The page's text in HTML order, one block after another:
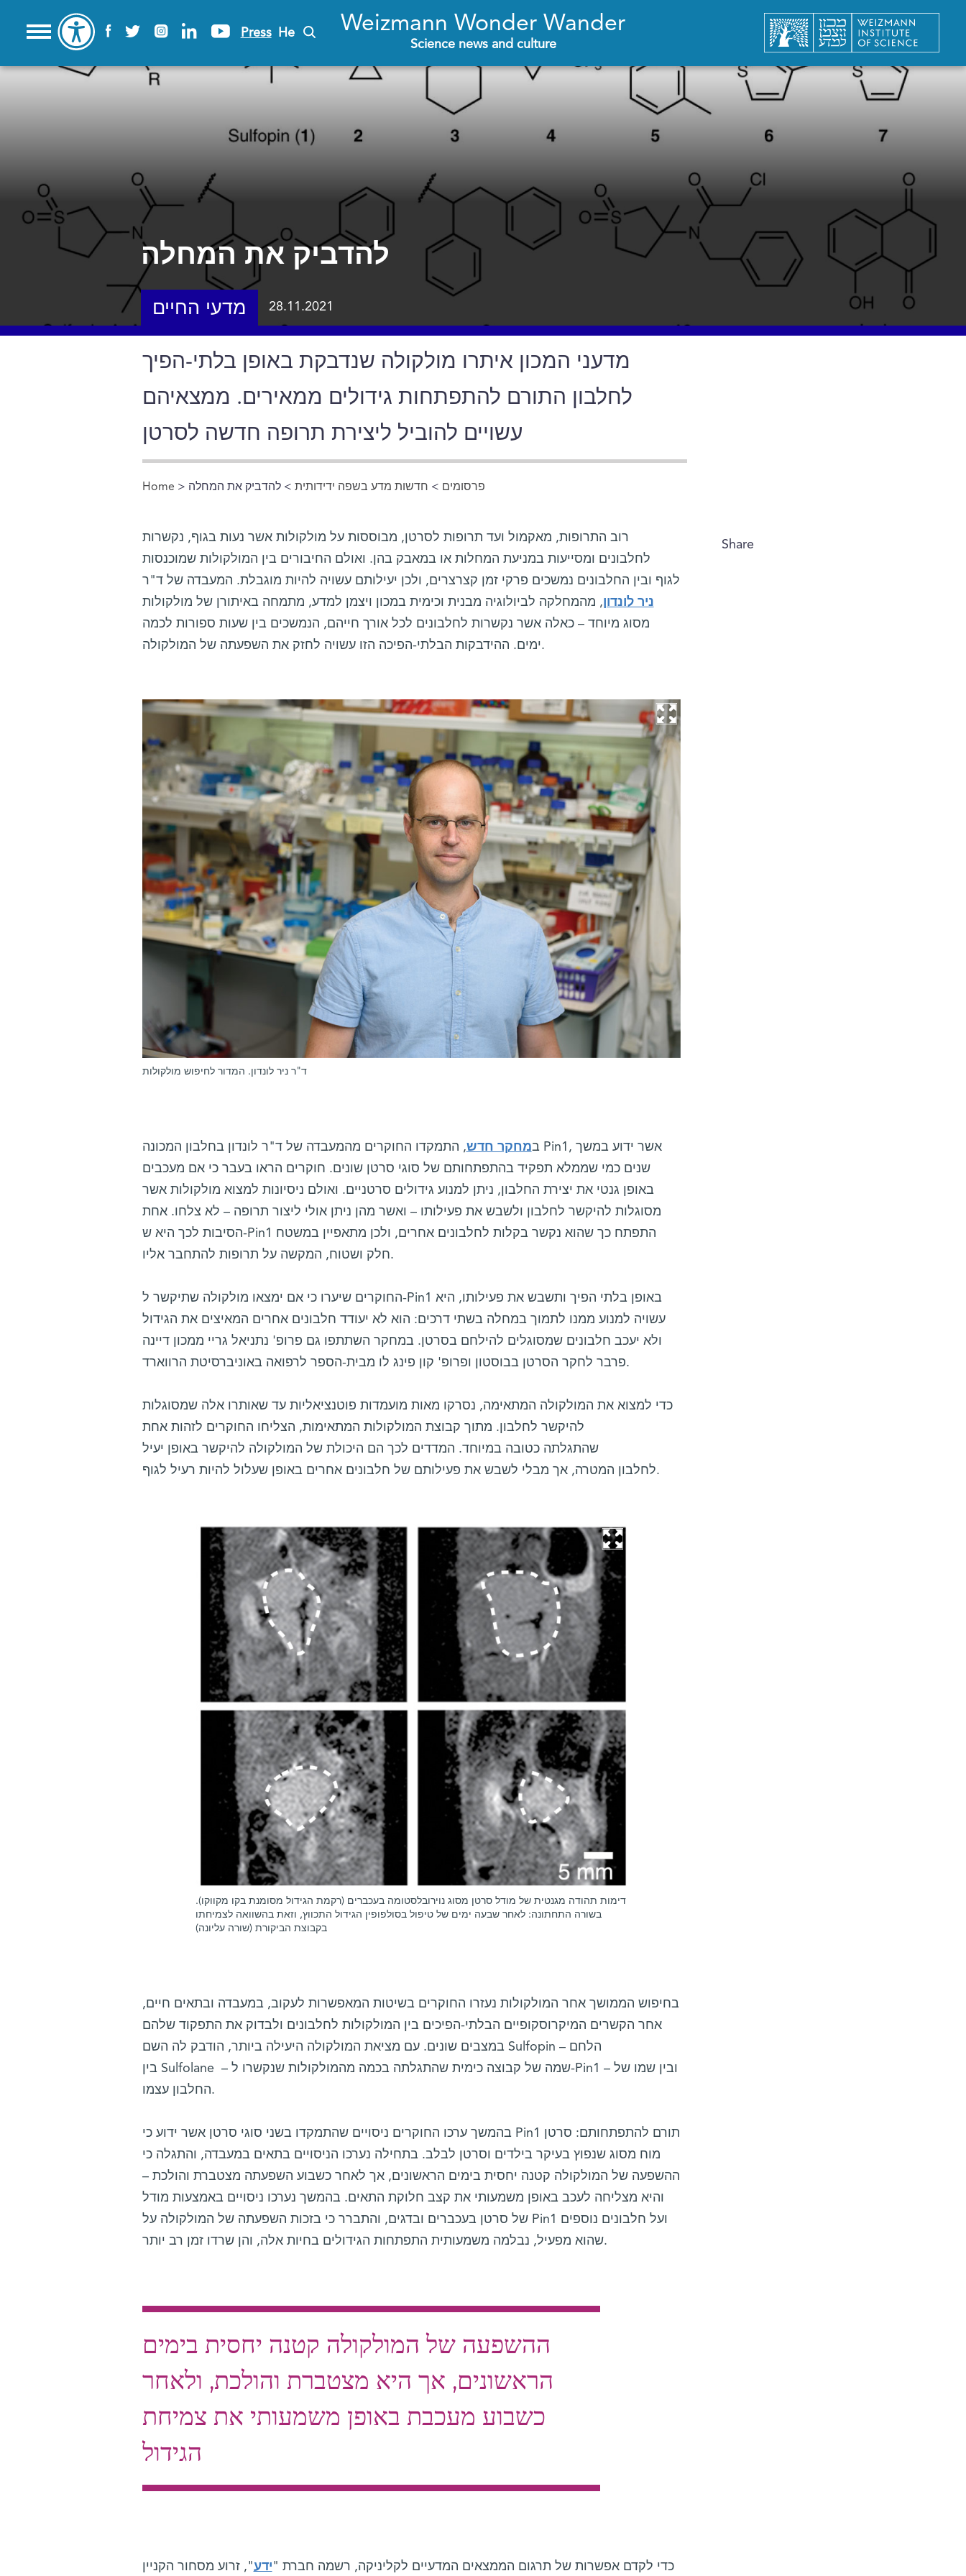
Press He Weizmann Wonder Wander
Science news and culture
להדביק את המחלה
מדעי החיים 28.11.2021
מדעני המכון איתרו מולקולה שנדבקת באופן בלתי-הפיך
לחלבון התורם להתפתחות גידולים ממאירים. ממצאיהם
עשויים להוביל ליצירת תרופה חדשה לסרטן
You are here
Home > פרסומים > חדשות מדע בשפה ידידותית> להדביק את המחלה
Share
רוב התרופות, מאקמול ועד תרופות לסרטן, מבוססות על מולקולות אשר נעות בגוף, נקשרות
לחלבונים ומסייעות במניעת המחלות או במאבק בהן. ואולם החיבורים בין המולקולות שמוכנסות
לגוף ובין החלבונים נמשכים פרקי זמן קצרצרים, ולכן יעילותם עשויה להיות מוגבלת. המעבדה של ד"ר
ניר לונדון, מהמחלקה לביולוגיה מבנית וכימית במכון ויצמן למדע, מתמחה באיתורן של מולקולות
מסוג מיוחד – כאלה אשר נקשרות לחלבונים לכל אורך חייהם, הנמשכים בין שעות ספורות לכמה
ימים. ההידבקות הבלתי-הפיכה הזו עשויה לחזק את השפעתה של המולקולה.
ד"ר ניר לונדון. המדור לחיפוש מולקולות
במחקר חדש, התמקדו החוקרים מהמעבדה של ד"ר לונדון בחלבון המכונה Pin1, אשר ידוע במשך
שנים כמי שממלא תפקיד בהתפתחותם של סוגי סרטן שונים. חוקרים הראו בעבר כי אם מעכבים
באופן גנטי את יצירת החלבון, ניתן למנוע גידולים סרטניים. ואולם ניסיונות למצוא מולקולות אשר
מסוגלות להיקשר לחלבון ולשבש את פעילותו – ואשר מהן ניתן אולי ליצור תרופה – לא צלחו. אחת
הסיבות לכך היא ש-Pin1 התפתח כך שהוא נקשר בקלות לחלבונים אחרים, ולכן מתאפיין במשטח
חלק ושטוח, המקשה על תרופות להתחבר אליו.
החוקרים שיערו כי אם ימצאו מולקולה שתיקשר ל-Pin1 באופן בלתי הפיך ותשבש את פעילותו, היא
עשויה למנוע ממנו לתמוך במחלה בשתי דרכים: הוא לא יעודד חלבונים אחרים המאיצים את הגידול
ולא יעכב חלבונים שמסוגלים להילחם בסרטן. במחקר השתתפו גם פרופ' נתניאל גריי ממכון דיינה
פרבר לחקר הסרטן בבוסטון ופרופ' קון פינג לו מבית-הספר לרפואה באוניברסיטת הרווארד.
כדי למצוא את המולקולה המתאימה, נסרקו מאות מועמדות פוטנציאליות עד שאותרו אלה שמסוגלות
להיקשר לחלבון. מתוך קבוצת המולקולות המתאימות, הצליחו החוקרים לזהות אחת
שהתגלתה כטובה במיוחד. המדדים לכך הם היכולת של המולקולה להיקשר באופן יעיל
לחלבון המטרה, אך מבלי לשבש את פעילותם של חלבונים אחרים באופן שעלול להיות רעיל לגוף.
דימות תהודה מגנטית של מודל סרטן מסוג נוירובלסטומה בעכברים (רקמת הגידול מסומנת בקו מקווקו).
בשורה התחתונה: לאחר שבעה ימים של טיפול בסולפופין הגידול התכווץ, וזאת בהשוואה לצמיחתו
בקבוצת הביקורת (שורה עליונה)
בחיפוש הממושך אחר המולקולות נעזרו החוקרים בשיטות המאפשרות לעקוב, במעבדה ובתאים חיים,
אחר הקשרים המיקרוסקופיים הבלתי-הפיכים בין המולקולות לחלבונים ולבדוק את התפקוד שלהם
במצבים שונים. עם מציאת המולקולה היעילה ביותר, הודבק לה השם Sulfopin – הלחם
בין Sulfolane – שמה של קבוצה כימית שהתגלתה בכמה מהמולקולות שנקשרו ל-Pin1 – ובין שמו של
החלבון עצמו.
בהמשך ערכו החוקרים ניסויים שהתמקדו בשני סוגי סרטן אשר ידוע כי Pin1 תורם להתפתחותם: סרטן
מוח מסוג שנפוץ בעיקר בילדים וסרטן לבלב. בתחילה נערכו הניסויים בתאים במעבדה, והתגלה כי
ההשפעה של המולקולה קטנה יחסית בימים הראשונים, אך לאחר כשבוע השפעתה מצטברת והולכת –
והיא מצליחה לעכב באופן משמעותי את קצב חלוקת התאים. בהמשך נערכו ניסויים באמצעות מודל
של סרטן בעכברים ובדגים, והתברר כי בזכות השפעתה של המולקולה על Pin1 ועל חלבונים נוספים
שהוא מפעיל, נבלמה משמעותית התפתחות הגידולים בחיות אלה, והן שרדו זמן רב יותר.
ההשפעה של המולקולה קטנה יחסית בימים
הראשונים, אך היא מצטברת והולכת, ולאחר
כשבוע מעכבת באופן משמעותי את צמיחת
הגידול
כדי לקדם אפשרות של תרגום הממצאים המדעיים לקליניקה, רשמה חברת "ידע", זרוע מסחור הקניין